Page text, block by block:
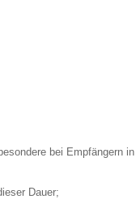
bei Empfängern
Dauer;